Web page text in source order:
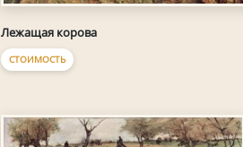
Лежащая корова
СТОИМОСТЬ